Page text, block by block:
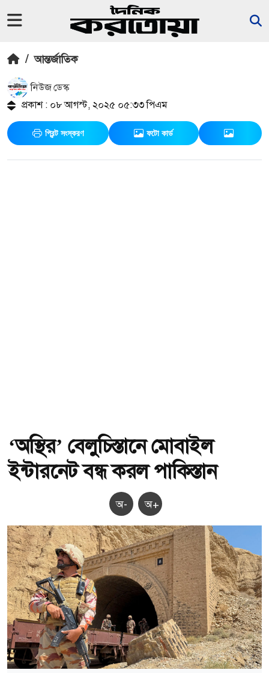
/ আন্তর্জাতিক
নিউজ ডেস্ক
প্রকাশ : ০৮ আগস্ট, ২০২৫ ০৫:৩৩ পিএম
প্রিন্ট সংস্করণ ফটো কার্ড
‘অস্থির’ বেলুচিস্তানে মোবাইল
ইন্টারনেট বন্ধ করল পাকিস্তান
অ- অ+